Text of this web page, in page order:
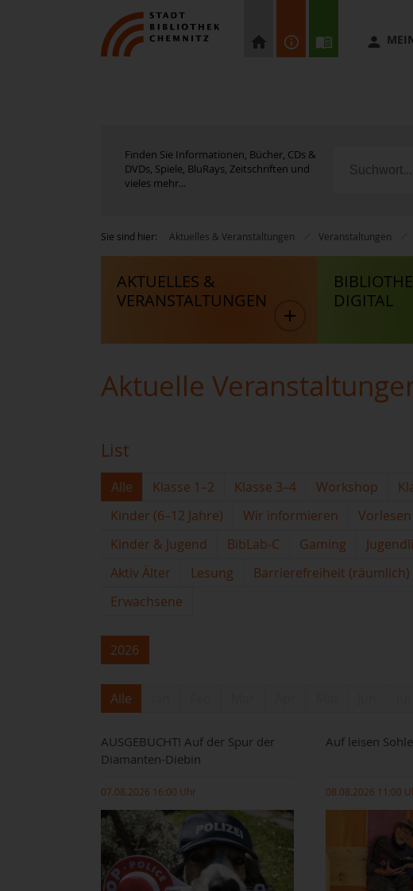
Finden Sie Informationen, Bücher, CDs &
DVDs, Spiele, BluRays, Zeitschriften und
vieles mehr...
Sie sind hier: Aktuelles & Veranstaltungen Veranstaltungen
AKTUELLES &
VERANSTALTUNGEN
DIGITAL
Aktuelle
List
Alle Klasse 1–2 Klasse 3–4 Workshop
Kinder (6–12 Jahre)
Wir informieren
Kinder & Jugend
BibLab-C Gaming
Aktiv Älter
Lesung Barrierefreiheit (räumlich)
Erwachsene
2026
Alle
AUSGEBUCHT! Auf der Spur der
Diamanten-Diebin
07.08.2026 16:00 Uhr
Auf leisen
08.08.2026 11:00